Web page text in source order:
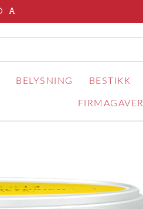
BELYSNING BESTIKK
FIRMAGAVER